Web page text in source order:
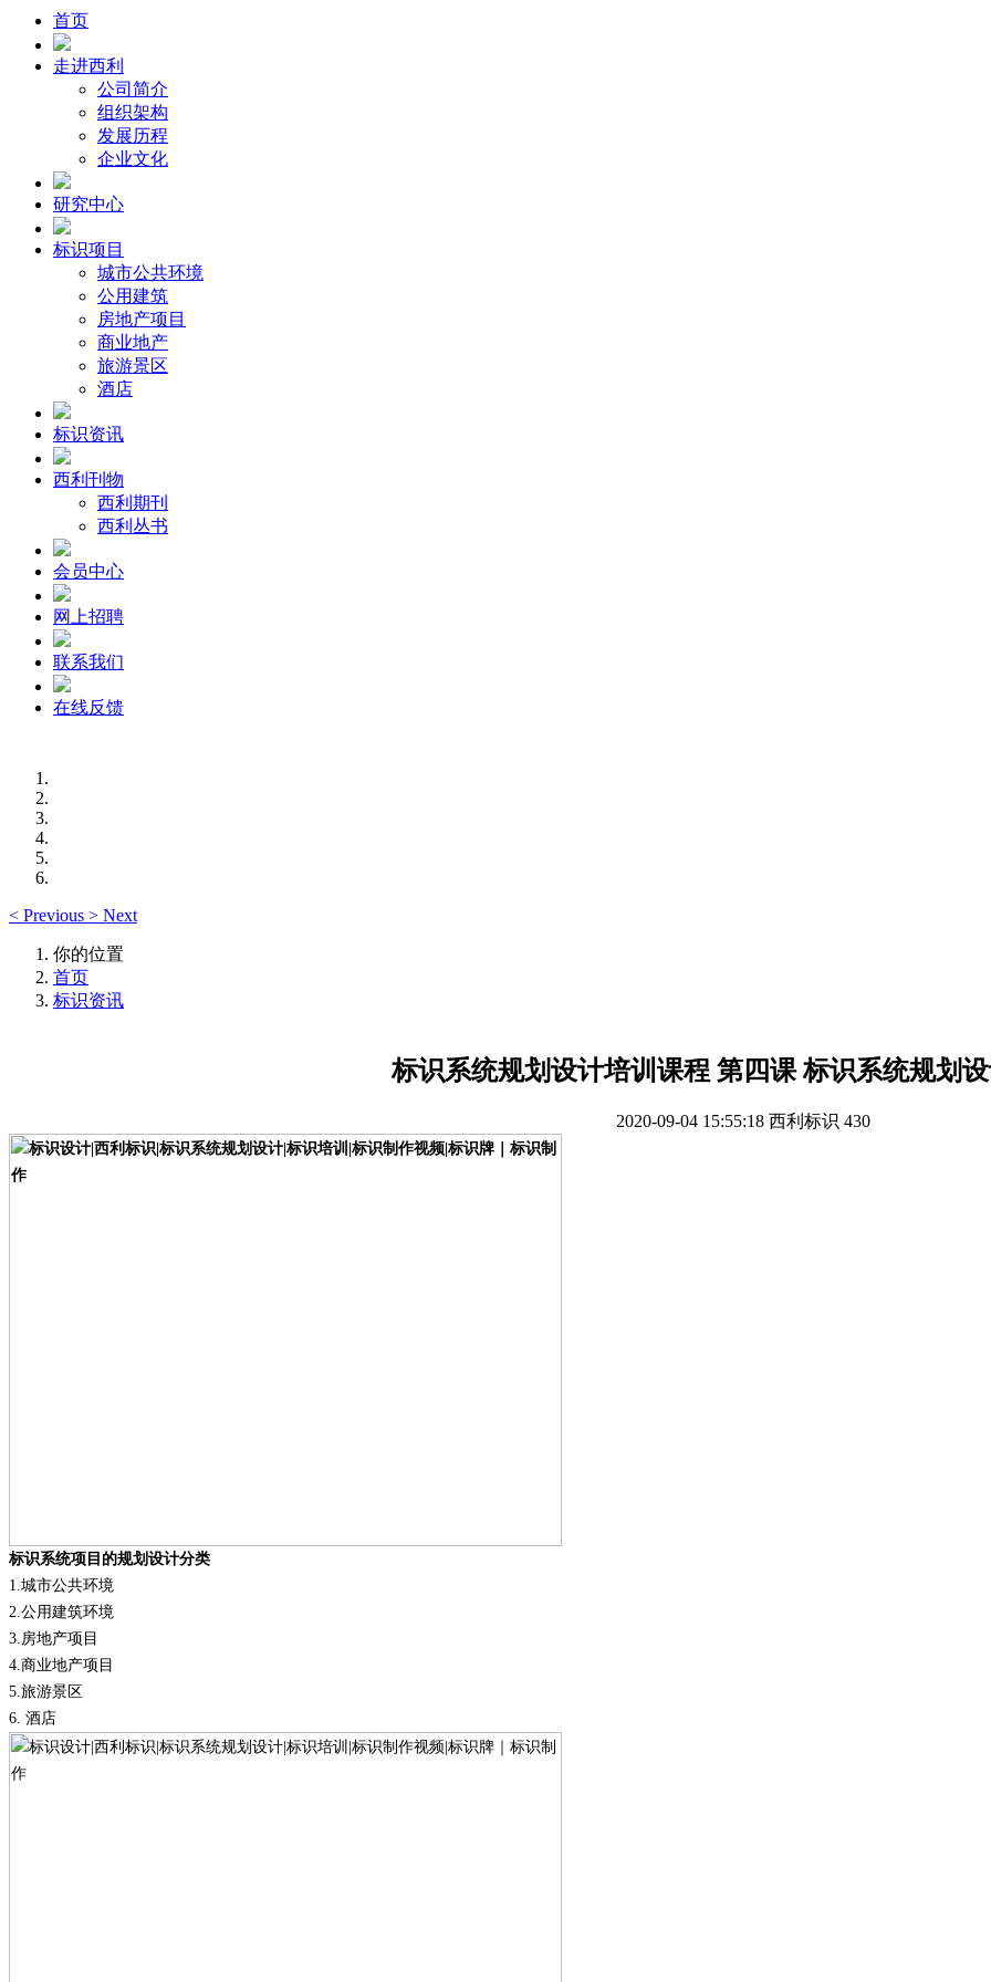
首页
走进西利
公司简介
组织架构
发展历程
企业文化
研究中心
标识项目
城市公共环境
公用建筑
房地产项目
商业地产
旅游景区
酒店
标识资讯
西利刊物
西利期刊
西利丛书
会员中心
网上招聘
联系我们
在线反馈
< Previous > Next
你的位置
首页
标识资讯
标识系统规划设计培训课程 第四课 标识系统规划
2020-09-04 15:55:18 西利标识 430
标识系统项目的规划设计分类
1. 城市公共环境
2. 公用建筑环境
3. 房地产项目
4. 商业地产项目
5. 旅游景区
6. 酒店